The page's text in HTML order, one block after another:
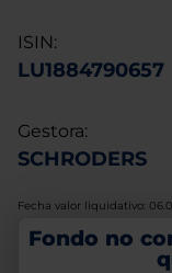
ISIN:
LU1884790657
Gestora:
SCHRODERS
Fecha valor liquidativo:
Fondo no